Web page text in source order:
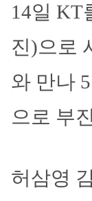
14일 KT
진)으로
와 만나
으로 부
허삼영